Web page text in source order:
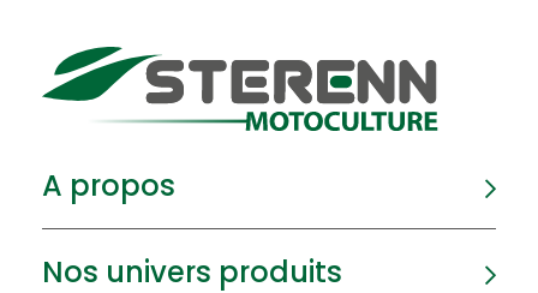
A propos
Nos univers produits